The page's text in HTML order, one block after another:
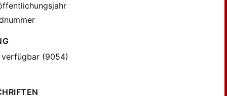
verfügbar (9054)